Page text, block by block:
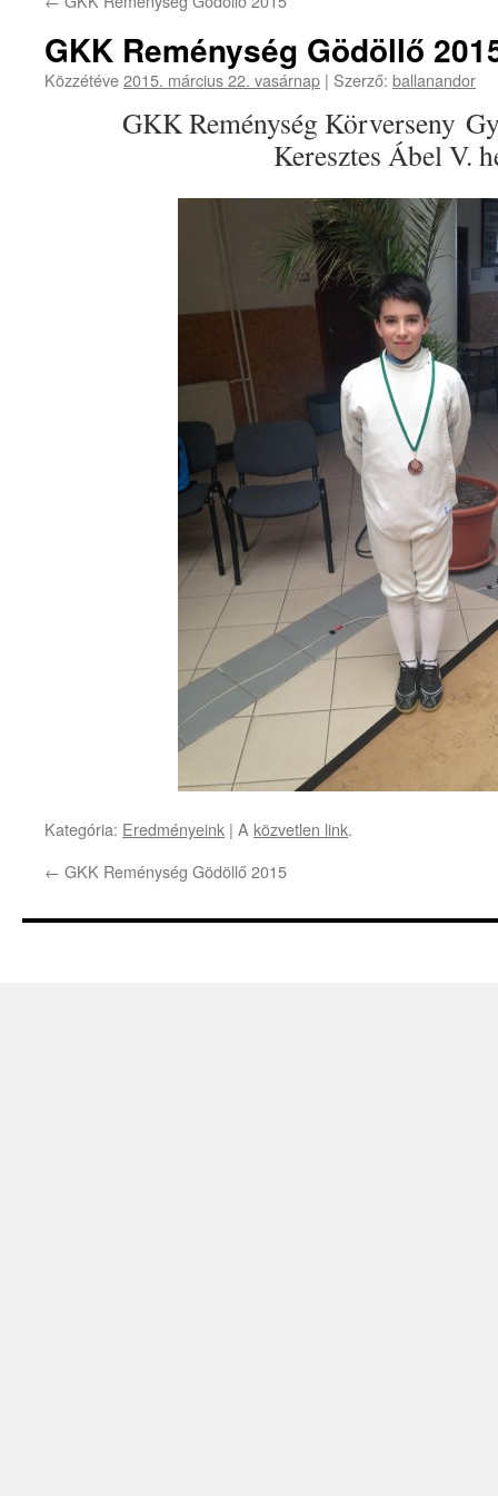
GKK Reménység Gödöllő
Közzétéve2015. március 22. vasárnap | Szerző: ballanandor
GKK Reménység Körverseny
Keresztes Ábel V.
Kategória: Eredményeink | A közvetlen link.
← GKK Reménység Gödöllő 2015